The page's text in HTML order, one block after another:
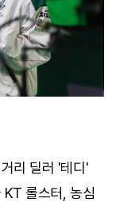
리 딜러 '테디'
KT 롤스터, 농심